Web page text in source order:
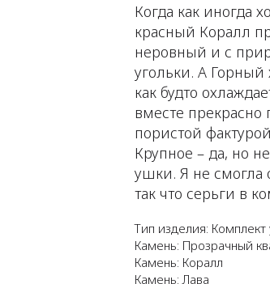
Когда как иногда
красный Коралл
неровный и с
угольки. А
как будто
вместе прекрасно
пористой
Крупное – да, но
ушки. Я не смогла
так что серьги в
Тип изделия:
Камень: Прозрачный
Камень: Коралл
Камень: Лава